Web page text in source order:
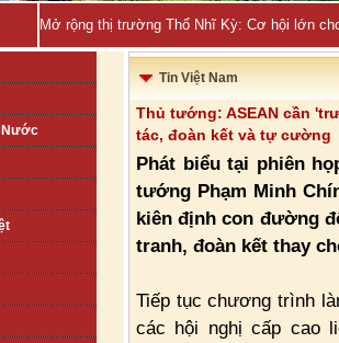
Mở rộng thị trường Thổ Nhĩ Kỳ: Cơ hội lớn
Nước
Tin Việt Nam
Thủ tướng: ASEAN cần
tác, đoàn kết và tự cường
Phát biểu tại phiên
tướng Phạm Minh
kiên định con đường
tranh, đoàn kết thay
Tiếp tục chương trình
các hội nghị cấp cao